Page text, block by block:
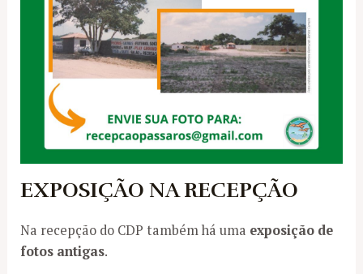
EXPOSIÇÃO NA RECEPÇÃO
Na recepção do CDP também há uma exposição de
fotos antigas.